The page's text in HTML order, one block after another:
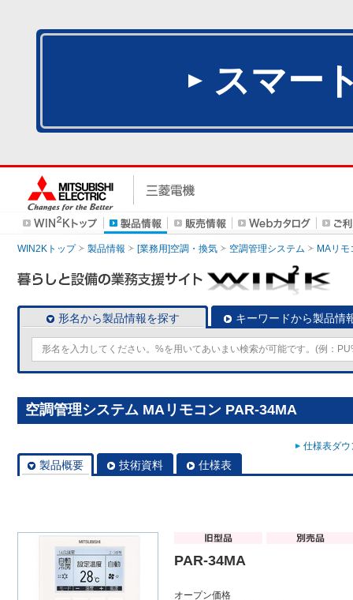
スマー
WIN2Kトップ 製品情報 [業務用]空調・換気 空調管理システム MAリモ
形名から製品情報を探す キーワードから製品情
空調管理システム MAリモコン PAR-34MA
仕様表ダ
製品概要 技術資料 仕様表
PAR-34MA
オープン価格